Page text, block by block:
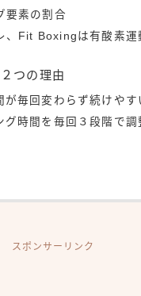
要素の割合
、Fit Boxingは有酸素運
つの理由
毎回変わらず続けやす
時間を毎回３段階で調
スポンサーリンク